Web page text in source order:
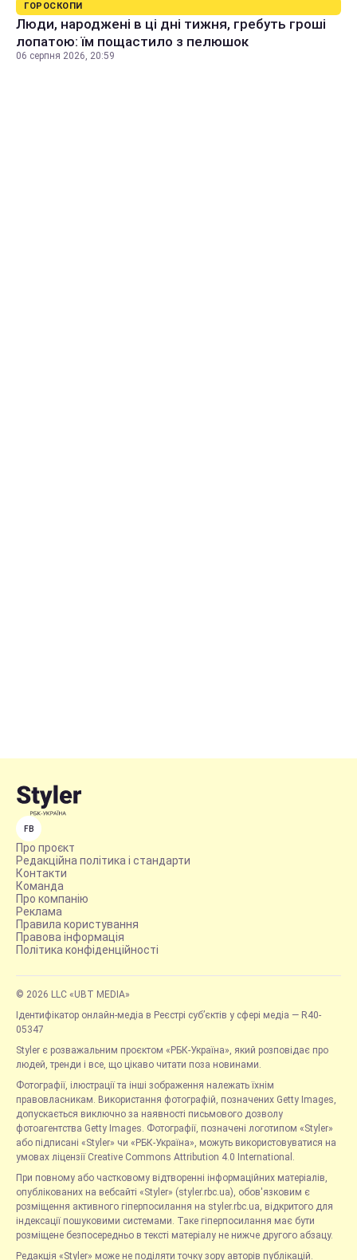
ГОРОСКОПИ
Люди, народжені в ці дні тижня, гребуть гроші
лопатою: їм пощастило з пелюшок
06 серпня 2026, 20:59
FB
Про проєкт
Редакційна політика і стандарти
Контакти
Команда
Про компанію
Реклама
Правила користування
Правова інформація
Політика конфіденційності
© 2026 LLC «UBT MEDIA»
Ідентифікатор онлайн-медіа в Реєстрі суб’єктів у сфері медіа — R40-
05347
Styler є розважальним проєктом «РБК-Україна», який розповідає про
людей, тренди і все, що цікаво читати поза новинами.
Фотографії, ілюстрації та інші зображення належать їхнім
правовласникам. Використання фотографій, позначених Getty Images,
допускається виключно за наявності письмового дозволу
фотоагентства Getty Images. Фотографії, позначені логотипом «Styler»
або підписані «Styler» чи «РБК-Україна», можуть використовуватися на
умовах ліцензії Creative Commons Attribution 4.0 International.
При повному або частковому відтворенні інформаційних матеріалів,
опублікованих на вебсайті «Styler» (styler.rbc.ua), обов'язковим є
розміщення активного гіперпосилання на styler.rbc.ua, відкритого для
індексації пошуковими системами. Таке гіперпосилання має бути
розміщене безпосередньо в тексті матеріалу не нижче другого абзацу.
Редакція «Styler» може не поділяти точку зору авторів публікацій.